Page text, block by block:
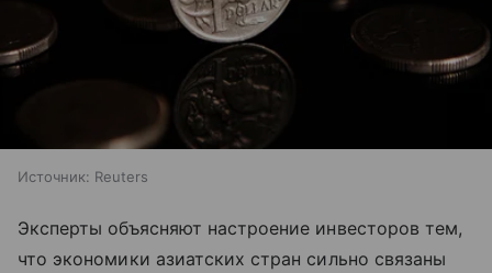
Источник: Reuters
Эксперты объясняют настроение инвесторов тем,
что экономики азиатских стран сильно связаны